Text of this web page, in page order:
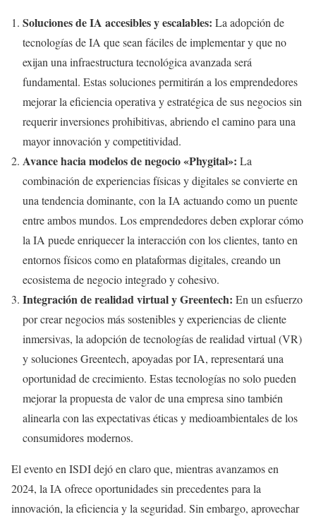
Soluciones de IA accesibles y escalables: La adopción de
tecnologías de IA que sean fáciles de implementar y que no
exijan una infraestructura tecnológica avanzada será
fundamental. Estas soluciones permitirán a los emprendedores
mejorar la eficiencia operativa y estratégica de sus negocios sin
requerir inversiones prohibitivas, abriendo el camino para una
mayor innovación y competitividad.
Avance hacia modelos de negocio «Phygital»: La
combinación de experiencias físicas y digitales se convierte en
una tendencia dominante, con la IA actuando como un puente
entre ambos mundos. Los emprendedores deben explorar cómo
la IA puede enriquecer la interacción con los clientes, tanto en
entornos físicos como en plataformas digitales, creando un
ecosistema de negocio integrado y cohesivo.
Integración de realidad virtual y Greentech: En un esfuerzo
por crear negocios más sostenibles y experiencias de cliente
inmersivas, la adopción de tecnologías de realidad virtual (VR)
y soluciones Greentech, apoyadas por IA, representará una
oportunidad de crecimiento. Estas tecnologías no solo pueden
mejorar la propuesta de valor de una empresa sino también
alinearla con las expectativas éticas y medioambientales de los
consumidores modernos.
El evento en ISDI dejó en claro que, mientras avanzamos en
2024, la IA ofrece oportunidades sin precedentes para la
innovación, la eficiencia y la seguridad. Sin embargo, aprovechar